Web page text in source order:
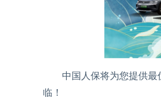
中国人保将为您提供最优
临！